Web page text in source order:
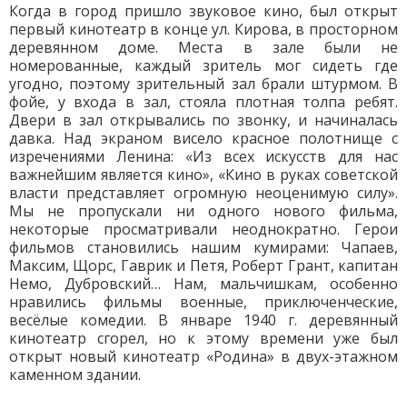
Когда в город пришло звуковое кино, был открыт
первый кинотеатр в конце ул. Кирова, в просторном
деревянном доме. Места в зале были не
номерованные, каждый зритель мог сидеть где
угодно, поэтому зрительный зал брали штурмом. В
фойе, у входа в зал, стояла плотная толпа ребят.
Двери в зал открывались по звонку, и начиналась
давка. Над экраном висело красное полотнище с
изречениями Ленина: «Из всех искусств для нас
важнейшим является кино», «Кино в руках советской
власти представляет огромную неоценимую силу».
Мы не пропускали ни одного нового фильма,
некоторые просматривали неоднократно. Герои
фильмов становились нашим кумирами: Чапаев,
Максим, Щорс, Гаврик и Петя, Роберт Грант, капитан
Немо, Дубровский… Нам, мальчишкам, особенно
нравились фильмы военные, приключенческие,
весёлые комедии. В январе 1940 г. деревянный
кинотеатр сгорел, но к этому времени уже был
открыт новый кинотеатр «Родина» в двух-этажном
каменном здании.